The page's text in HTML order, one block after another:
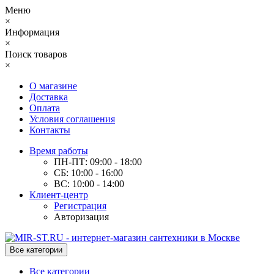
Меню
×
Информация
×
Поиск товаров
×
О магазине
Доставка
Оплата
Условия соглашения
Контакты
Время работы
ПН-ПТ: 09:00 - 18:00
СБ: 10:00 - 16:00
ВС: 10:00 - 14:00
Клиент-центр
Регистрация
Авторизация
Все категории
Все категории